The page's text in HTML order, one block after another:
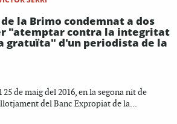
la Brimo condemnat a dos
"atemptar contra la integritat
gratuïta" d'un periodista de la
de maig del 2016, en la segona nit de
del Banc Expropiat de la...